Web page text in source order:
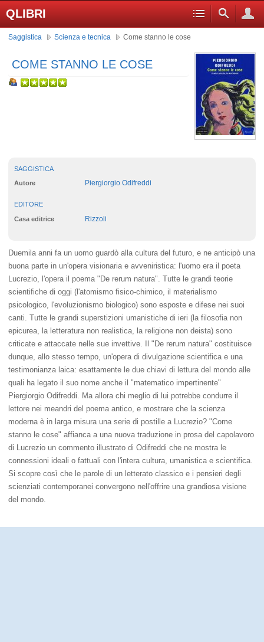
QLIBRI
Saggistica Scienza e tecnica Come stanno le cose
COME STANNO LE COSE
SAGGISTICA
Autore Piergiorgio Odifreddi
EDITORE
Casa editrice Rizzoli
Duemila anni fa un uomo guardò alla cultura del futuro, e ne anticipò una
buona parte in un'opera visionaria e avveniristica: l'uomo era il poeta
Lucrezio, l'opera il poema "De rerum natura". Tutte le grandi teorie
scientifiche di oggi (l'atomismo fisico-chimico, il materialismo
psicologico, l'evoluzionismo biologico) sono esposte e difese nei suoi
canti. Tutte le grandi superstizioni umanistiche di ieri (la filosofia non
epicurea, la letteratura non realistica, la religione non deista) sono
criticate e attaccate nelle sue invettive. Il "De rerum natura" costituisce
dunque, allo stesso tempo, un'opera di divulgazione scientifica e una
testimonianza laica: esattamente le due chiavi di lettura del mondo alle
quali ha legato il suo nome anche il "matematico impertinente"
Piergiorgio Odifreddi. Ma allora chi meglio di lui potrebbe condurre il
lettore nei meandri del poema antico, e mostrare che la scienza
moderna è in larga misura una serie di postille a Lucrezio? "Come
stanno le cose" affianca a una nuova traduzione in prosa del capolavoro
di Lucrezio un commento illustrato di Odifreddi che ne mostra le
connessioni ideali o fattuali con l'intera cultura, umanistica e scientifica.
Si scopre così che le parole di un letterato classico e i pensieri degli
scienziati contemporanei convergono nell'offrire una grandiosa visione
del mondo.